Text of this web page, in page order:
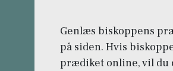
Genlæs biskoppens
på siden. Hvis
prædiket online, vil du